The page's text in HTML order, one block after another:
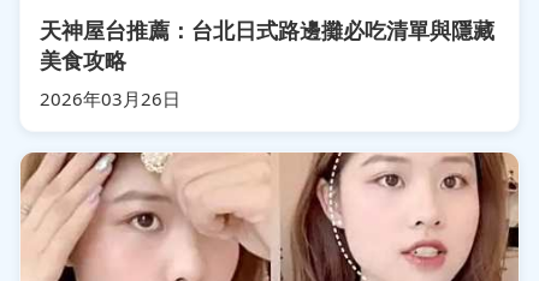
天神屋台推薦：台北日式路邊攤必吃清單與隱藏
美食攻略
2026年03月26日